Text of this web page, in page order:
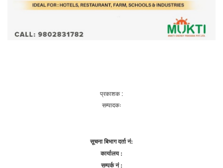
प्रकाशक :
सम्पादकः
सूचना बिभाग दर्ता नं:
कार्यालय :
सम्पर्क नं :